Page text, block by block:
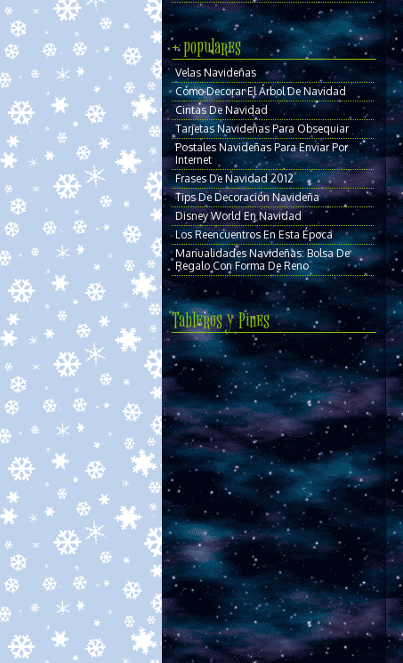
+ populares
Velas Navideñas
Cómo Decorar El Árbol De Navidad
Cintas De Navidad
Tarjetas Navideñas Para Obsequiar
Postales Navideñas Para Enviar Por
Internet
Frases De Navidad 2012
Tips De Decoración Navideña
Disney World En Navidad
Los Reencuentros En Esta Época
Manualidades Navideñas: Bolsa De
Regalo Con Forma De Reno
Tableros y Pines